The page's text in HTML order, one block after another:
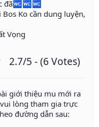
đã🚾🚾🚾
Ko cần dung luyện,
Vọng
2.7/5 - (6 Votes)
giới thiệu mu mới ra
lòng tham gia trực
đường dẫn sau: